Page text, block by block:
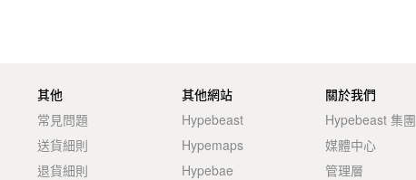
其他
常見問題
送貨細則
退貨細則
其他網站
Hypebeast
Hypemaps
Hypebae
關於我們
Hypebeast 集團
媒體中心
管理層